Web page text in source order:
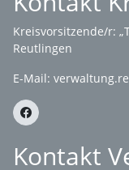
Kreisvorsitzende/r:
Reutlingen
E-Mail:
Kontakt